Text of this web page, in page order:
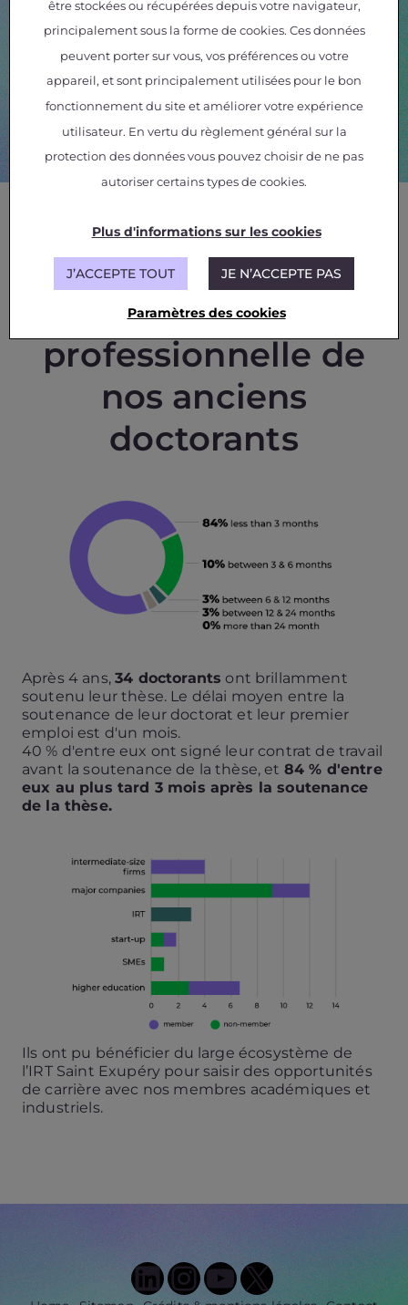
Nos offres de thèses
L'insertion
professionnelle de
nos anciens
doctorants
Après 4 ans,34 doctorants ont brillamment
soutenu leur thèse. Le délai moyen entre la
soutenance de leur doctorat et leur premier
emploi est d'un mois.
40 % d'entre eux ont signé leur contrat de travail
avant la soutenance de la thèse, et 84 % d'entre
eux au plus tard 3 mois après la soutenance
de la thèse.
Ils ont pu bénéficier du large écosystème de
l’IRT Saint Exupéry pour saisir des opportunités
de carrière avec nos membres académiques et
industriels.
LinkedIn
Instagram
YouTube
X
être stockées ou récupérées depuis votre navigateur,
principalement sous la forme de cookies. Ces données
peuvent porter sur vous, vos préférences ou votre
appareil, et sont principalement utilisées pour le bon
fonctionnement du site et améliorer votre expérience
utilisateur. En vertu du règlement général sur la
protection des données vous pouvez choisir de ne pas
autoriser certains types de cookies.
Plus d'informations sur les cookies
J’ACCEPTE TOUT JE N’ACCEPTE PAS
Paramètres des cookies